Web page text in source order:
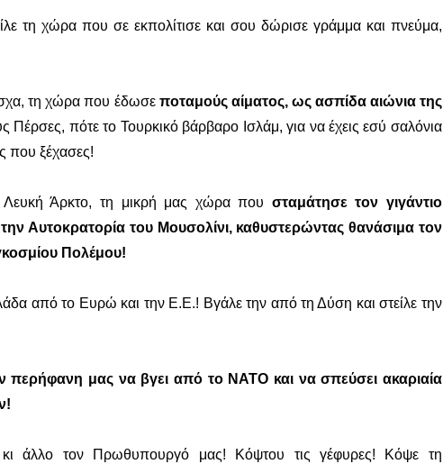
τη χώρα που σε εκπολίτισε και σου δώρισε γράμμα και πνεύμα,
τη χώρα που έδωσε ποταμούς αίματος, ως ασπίδα αιώνια της
Πέρσες, πότε το Τουρκικό βάρβαρο Ισλάμ, για να έχεις εσύ σαλόνια
που ξέχασες!
Λευκή Άρκτο, τη μικρή μας χώρα που σταμάτησε τον γιγάντιο
Αυτοκρατορία του Μουσολίνι, καθυστερώντας θανάσιμα τον
Πολέμου!
από το Ευρώ και την Ε.Ε.! Βγάλε την από τη Δύση και στείλε την
περήφανη μας να βγει από το ΝΑΤΟ και να σπεύσει ακαριαία
άλλο τον Πρωθυπουργό μας! Κόψτου τις γέφυρες! Κόψε τη